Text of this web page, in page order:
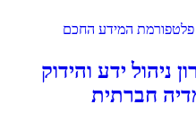
ניהול ידע והידוק
חברתית